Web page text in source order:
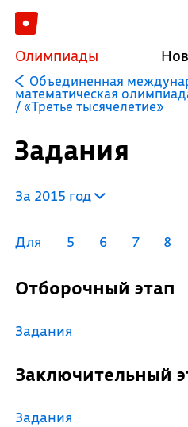
Олимпиады
Объединенная
математическая
/ «Третье тысячелетие»
Задания
За 2015 год
Для 5 6 7 8
Отборочный этап
Задания
Заключительный
Задания